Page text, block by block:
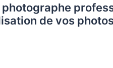
photographe
de vos